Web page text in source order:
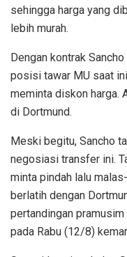
sehingga harga yang
lebih murah.
Dengan kontrak
posisi tawar MU saat
meminta diskon harga.
di Dortmund.
Meski begitu, Sancho
negosiasi transfer ini.
minta pindah lalu
berlatih dengan
pertandingan
pada Rabu (12/8)